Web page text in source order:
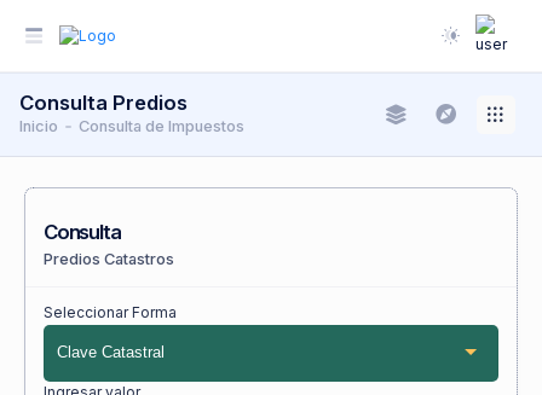
Consulta Predios
Inicio Consulta de Impuestos
Consulta
Predios Catastros
Seleccionar Forma
Clave Catastral